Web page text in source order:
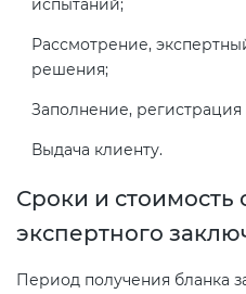
испытаний;
Рассмотрение,
решения;
Заполнение, регистрация
Выдача клиенту.
Сроки и
экспертного
Период получения бланка